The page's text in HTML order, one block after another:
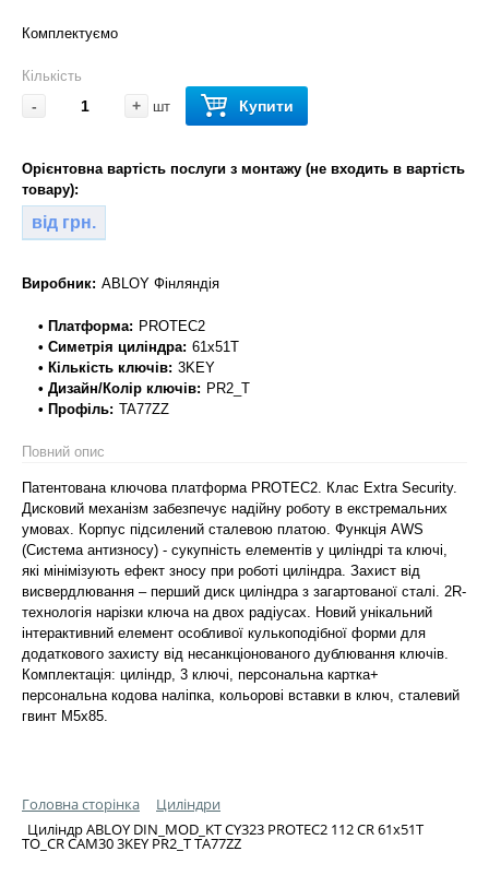
Комплектуємо
Кількість
- + шт Купити
Орієнтовна вартість послуги з монтажу (не входить в вартість
товару):
від грн.
Виробник: ABLOY Фінляндія
• Платформа: PROTEC2
• Симетрія циліндра: 61x51T
• Кількість ключів: 3KEY
• Дизайн/Колір ключів: PR2_T
• Профіль: TA77ZZ
Повний опис
Патентована ключова платформа PROTEC2. Клас Extra Security.
Дисковий механізм забезпечує надійну роботу в екстремальних
умовах. Корпус підсилений сталевою платою. Функція AWS
(Система антизносу) - сукупність елементів у циліндрі та ключі,
які мінімізують ефект зносу при роботі циліндра. Захист від
висвердлювання – перший диск циліндра з загартованої сталі. 2R-
технологія нарізки ключа на двох радіусах. Новий унікальний
інтерактивний елемент особливої кулькоподібної форми для
додаткового захисту від несанкціонованого дублювання ключів.
Комплектація: циліндр, 3 ключі, персональна картка+
персональна кодова наліпка, кольорові вставки в ключ, сталевий
гвинт М5х85.
Головна сторінка
Циліндри
Циліндр ABLOY DIN_MOD_KT CY323 PROTEC2 112 CR 61x51T
TO_CR CAM30 3KEY PR2_T TA77ZZ